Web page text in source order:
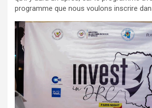
programme que nous voulons inscrire